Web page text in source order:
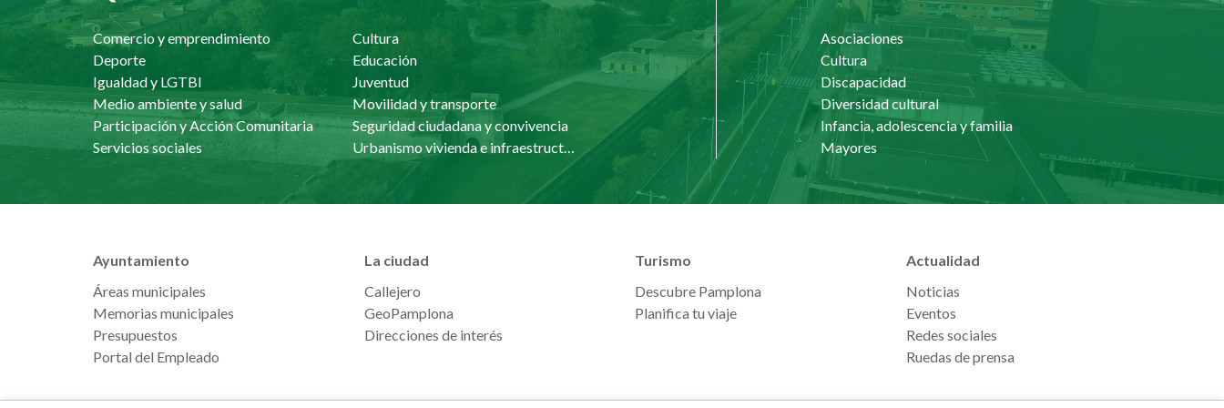
Comercio y emprendimiento
Cultura
Deporte
Educación
Igualdad y LGTBI
Juventud
Medio ambiente y salud
Movilidad y transporte
Participación y Acción Comunitaria
Seguridad ciudadana y convivencia
Servicios sociales
Urbanismo vivienda e infraestructuras
Asociaciones
Cultura
Discapacidad
Diversidad cultural
Infancia, adolescencia y familia
Mayores
Ayuntamiento
Áreas municipales
Memorias municipales
Presupuestos
Portal del Empleado
La ciudad
Callejero
GeoPamplona
Direcciones de interés
Turismo
Descubre Pamplona
Planifica tu viaje
Actualidad
Noticias
Eventos
Redes sociales
Ruedas de prensa